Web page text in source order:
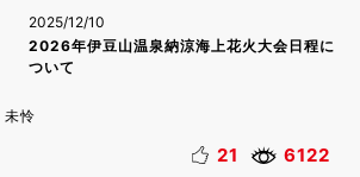
2025/12/10
2026年伊豆山温泉納涼海上花火大会日程に
ついて
怜
21 6122